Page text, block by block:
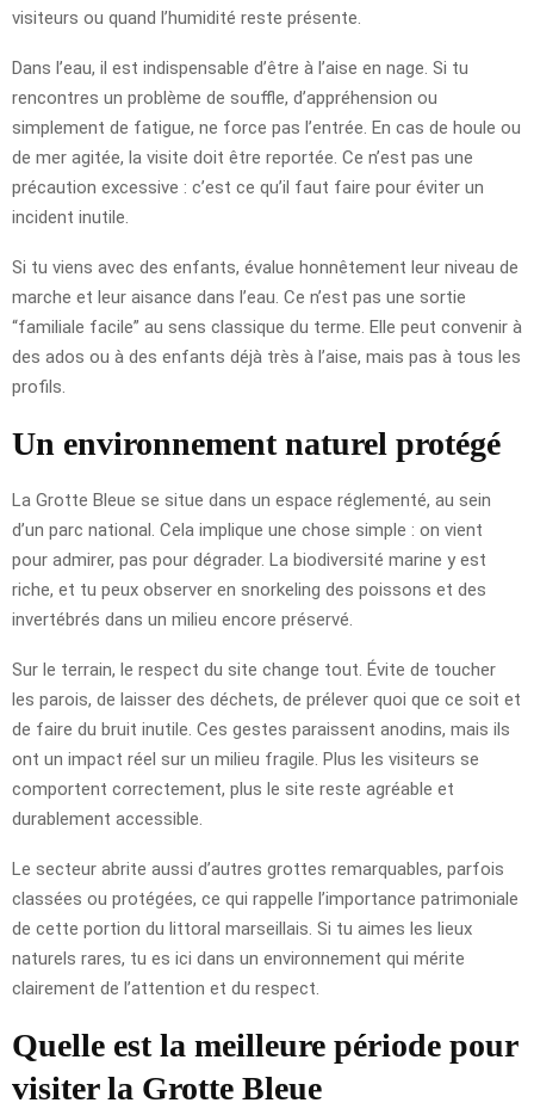
visiteurs ou quand l’humidité reste présente.
Dans l’eau, il est indispensable d’être à l’aise en nage. Si tu
rencontres un problème de souffle, d’appréhension ou
simplement de fatigue, ne force pas l’entrée. En cas de houle ou
de mer agitée, la visite doit être reportée. Ce n’est pas une
précaution excessive : c’est ce qu’il faut faire pour éviter un
incident inutile.
Si tu viens avec des enfants, évalue honnêtement leur niveau de
marche et leur aisance dans l’eau. Ce n’est pas une sortie
“familiale facile” au sens classique du terme. Elle peut convenir à
des ados ou à des enfants déjà très à l’aise, mais pas à tous les
profils.
Un environnement naturel protégé
La Grotte Bleue se situe dans un espace réglementé, au sein
d’un parc national. Cela implique une chose simple : on vient
pour admirer, pas pour dégrader. La biodiversité marine y est
riche, et tu peux observer en snorkeling des poissons et des
invertébrés dans un milieu encore préservé.
Sur le terrain, le respect du site change tout. Évite de toucher
les parois, de laisser des déchets, de prélever quoi que ce soit et
de faire du bruit inutile. Ces gestes paraissent anodins, mais ils
ont un impact réel sur un milieu fragile. Plus les visiteurs se
comportent correctement, plus le site reste agréable et
durablement accessible.
Le secteur abrite aussi d’autres grottes remarquables, parfois
classées ou protégées, ce qui rappelle l’importance patrimoniale
de cette portion du littoral marseillais. Si tu aimes les lieux
naturels rares, tu es ici dans un environnement qui mérite
clairement de l’attention et du respect.
Quelle est la meilleure période pour
visiter la Grotte Bleue